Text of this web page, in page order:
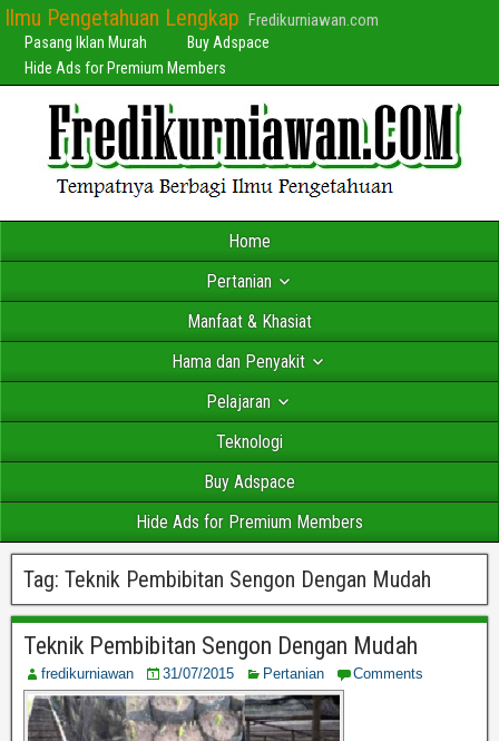
Ilmu Pengetahuan Lengkap Fredikurniawan.com
Pasang Iklan Murah
Buy Adspace
Hide Ads for Premium Members
Home
Pertanian
Manfaat & Khasiat
Hama dan Penyakit
Pelajaran
Teknologi
Buy Adspace
Hide Ads for Premium Members
Tag: Teknik Pembibitan Sengon Dengan Mudah
Teknik Pembibitan Sengon Dengan Mudah
fredikurniawan 31/07/2015 Pertanian Comments